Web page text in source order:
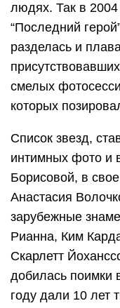
людях. Так в
“Последний
разделась и
смелых
которых
Список звезд,
интимных фото и
Борисовой, в
Анастасия
зарубежные
Рианна, Ким
Скарлетт
добилась поимки
году дали 10 лет